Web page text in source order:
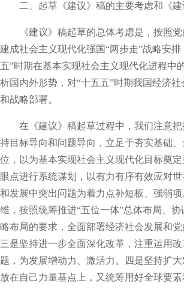
二、起草《建议》稿的主要考虑和《建
《建议》稿起草的总体考虑是，按照党
建成社会主义现代化强国“两步走”战略安排
五”时期在基本实现社会主义现代化进程中
析国内外形势，对“十五五”时期我国经济社
和战略部署。
在《建议》稿起草过程中，我们注意把
持目标导向和问题导向，立足于夯实基础
位，以为基本实现社会主义现代化目标奠
眼点进行系统谋划，以有力有序有效应对
和发展中突出问题为着力点补短板、强弱
维，按照统筹推进“五位一体”总体布局、协
略布局的要求，全面部署经济社会发展和党
三是坚持进一步全面深化改革，注重运用
题，为发展增动力、激活力。四是坚持扩
放在自己力量基点上，又统筹用好全球要素